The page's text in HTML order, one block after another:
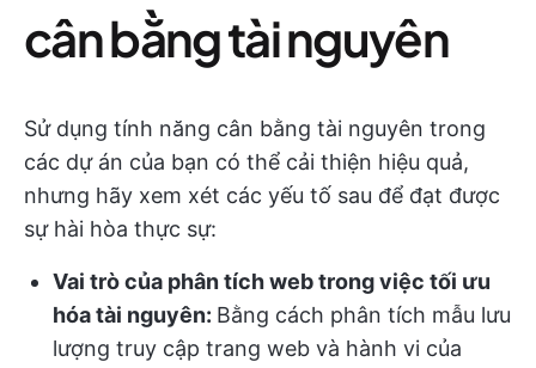
cân bằng tài nguyên
Sử dụng tính năng cân bằng tài nguyên trong
các dự án của bạn có thể cải thiện hiệu quả,
nhưng hãy xem xét các yếu tố sau để đạt được
sự hài hòa thực sự:
Vai trò của phân tích web trong việc tối ưu
hóa tài nguyên: Bằng cách phân tích mẫu lưu
lượng truy cập trang web và hành vi của